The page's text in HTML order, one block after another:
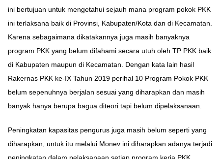
ini bertujuan untuk mengetahui sejauh mana program pokok PKK
ini terlaksana baik di Provinsi, Kabupaten/Kota dan di Kecamatan.
Karena sebagaimana dikatakannya juga masih banyaknya
program PKK yang belum difahami secara utuh oleh TP PKK baik
di Kabupaten maupun di Kecamatan. Dengan kata lain hasil
Rakernas PKK ke-IX Tahun 2019 perihal 10 Program Pokok PKK
belum sepenuhnya berjalan sesuai yang diharapkan dan masih
banyak hanya berupa bagua diteori tapi belum dipelaksanaan.
Peningkatan kapasitas pengurus juga masih belum seperti yang
diharapkan, untuk itu melalui Monev ini diharapkan adanya terjadi
peningkatan dalam pelaksanaan setiap program kerja PKK